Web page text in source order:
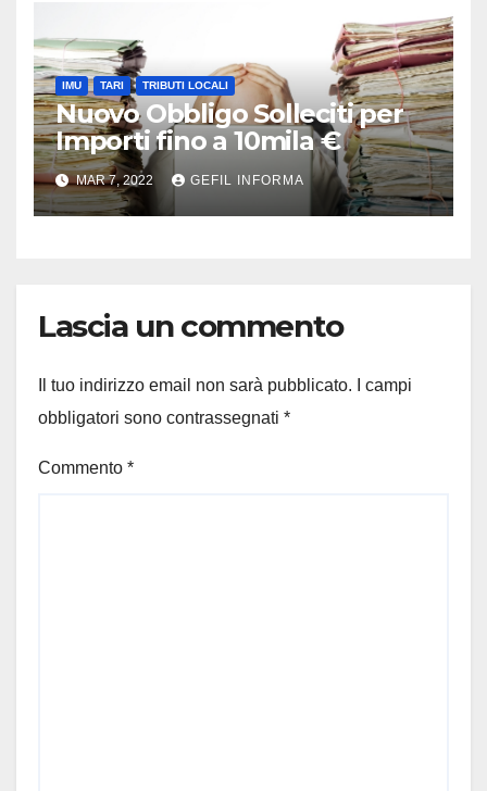
IMU TARI TRIBUTI LOCALI
Nuovo Obbligo Solleciti per
Importi fino a 10mila €
MAR 7, 2022 GEFIL INFORMA
Lascia un commento
Il tuo indirizzo email non sarà pubblicato.
I campi
obbligatori sono contrassegnati *
Commento *